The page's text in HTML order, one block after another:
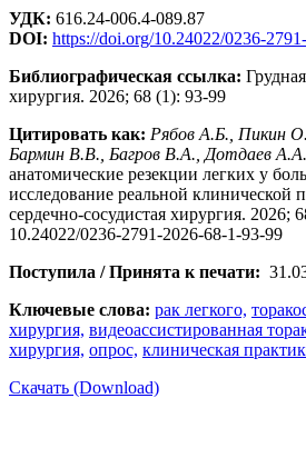
УДК: 616.24-006.4-089.87
DOI: https://doi.org/10.24022/0236-
Библиографическая ссылка:
хирургия. 2026; 68 (1): 93-99
Цитировать как: Рябов А.Б., Пикин
Бармин В.В., Багров В.А., Дотдаев
анатомические резекции легких у
исследование реальной клинической
сердечно-сосудистая хирургия. 2026;
10.24022/0236-2791-2026-68-1-93-99
Поступила / Принята к печати:
Ключевые слова: рак легкого,
хирургия, видеоассистированная
хирургия, опрос, клиническая
Скачать (Download)